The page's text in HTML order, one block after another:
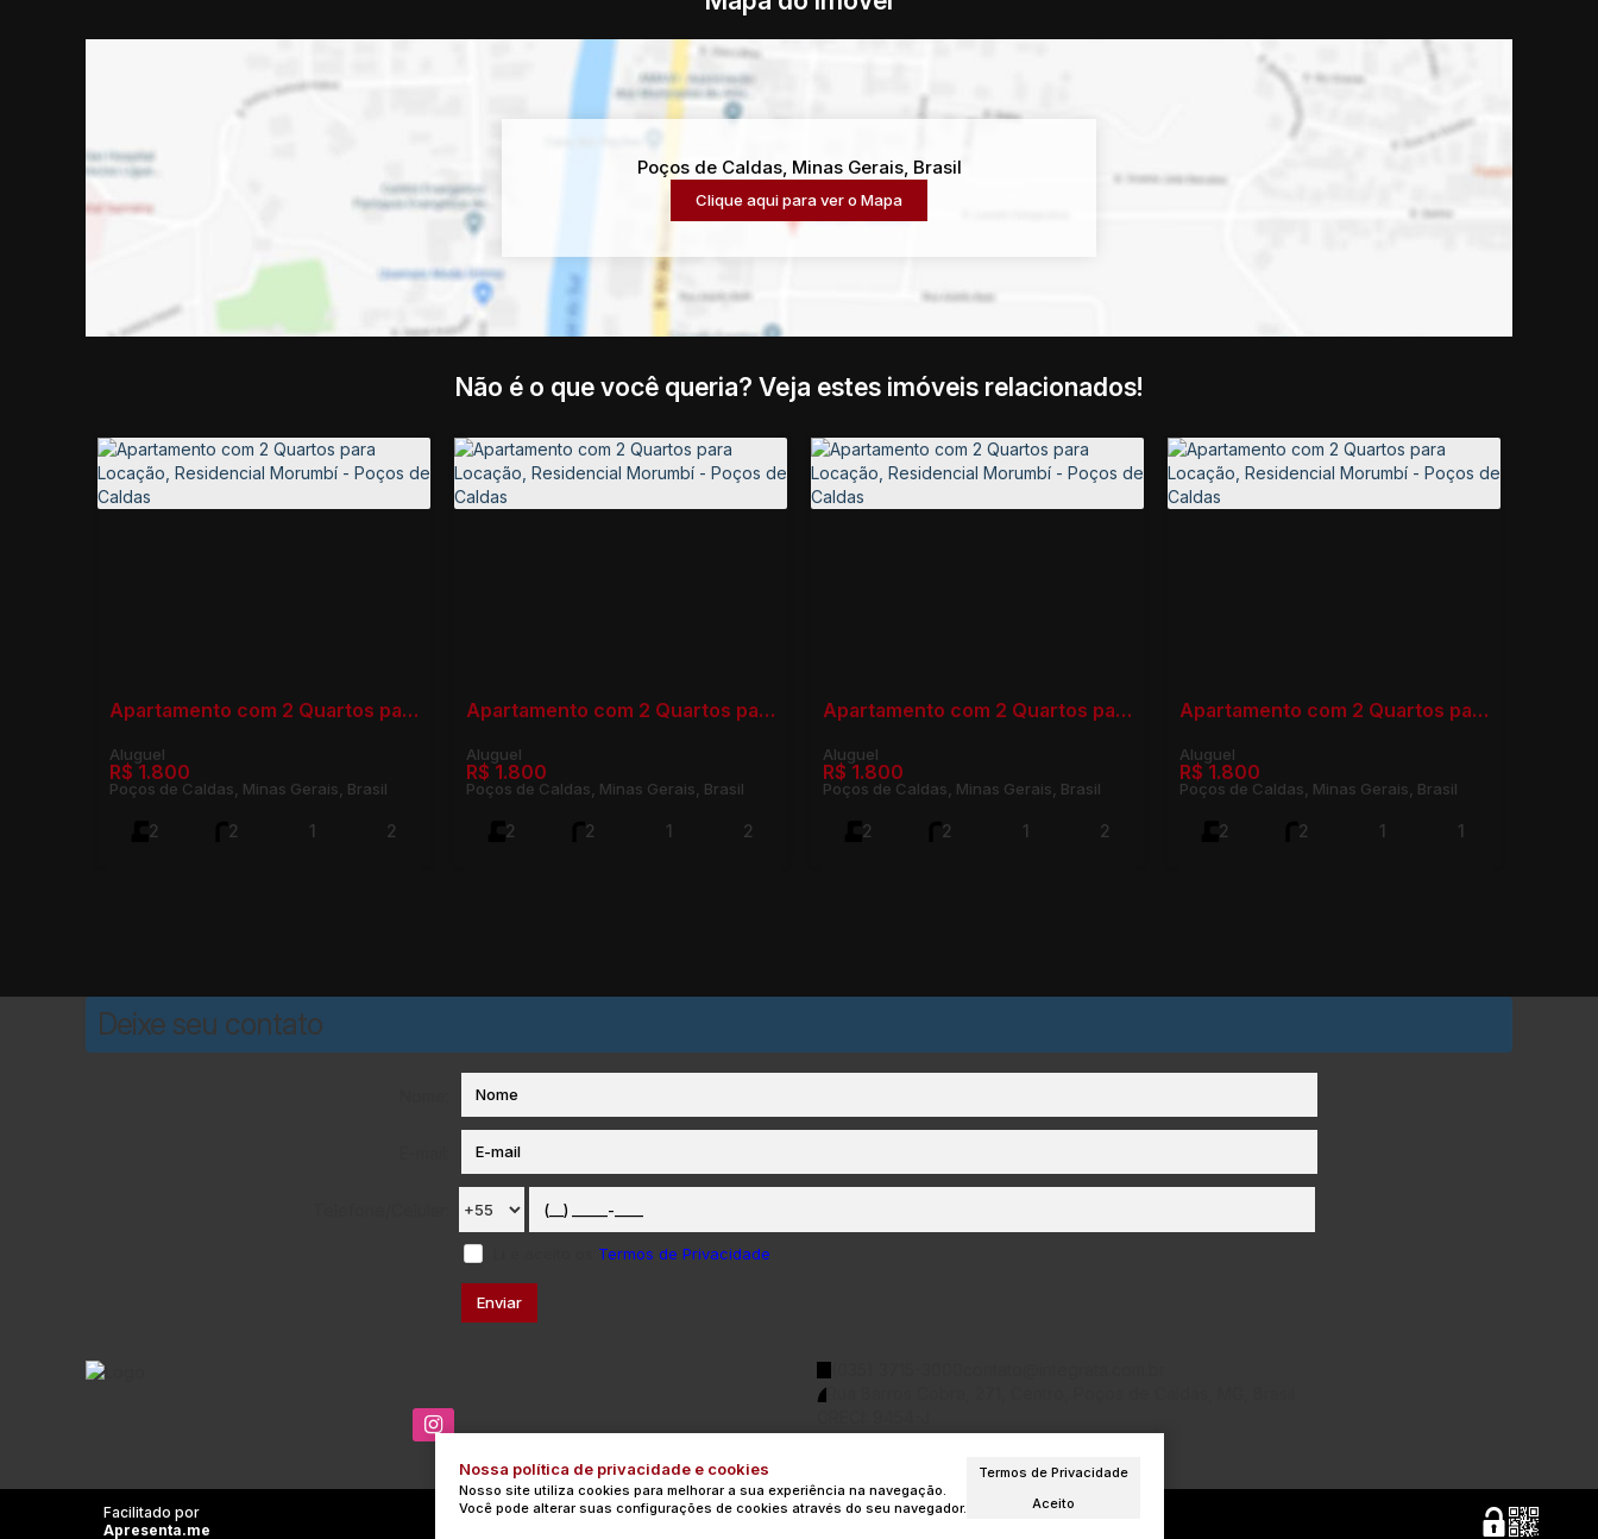
Nossa política de privacidade e cookies
Nosso site utiliza cookies para melhorar a sua experiência na navegação.
Você pode alterar suas configurações de cookies através do seu navegador.
Termos de Privacidade
Aceito
Poços de Caldas, Minas Gerais, Brasil
Clique aqui para ver o Mapa
Não é o que você queria? Veja estes imóveis relacionados!
Apartamento com 2 Quartos para Locação, Residencial Morumbí - Poços de Caldas
R$ 1.800
Poços de Caldas, Minas Gerais, Brasil
2 2 1
2
Apartamento com 2 Quartos para Locação, Residencial Morumbí - Poços de Caldas
R$ 1.800
Poços de Caldas, Minas Gerais, Brasil
2 2 1
2
Apartamento com 2 Quartos para Locação, Residencial Morumbí - Poços de Caldas
R$ 1.800
Poços de Caldas, Minas Gerais, Brasil
2 2 1
2
Apartamento com 2 Quartos para Locação, Residencial Morumbí - Poços de Caldas
R$ 1.800
Poços de Caldas, Minas Gerais, Brasil
2 2 1
1
Deixe seu contato
Termos de Privacidade